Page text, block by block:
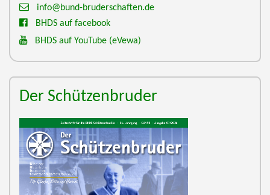
info@bund-bruderschaften.de
BHDS auf facebook
BHDS auf YouTube (eVewa)
Der Schützenbruder